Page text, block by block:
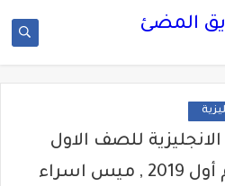
المضئ
للصف الاول
منهج Connect 1 ترم أول 2019 , ميس اسراء